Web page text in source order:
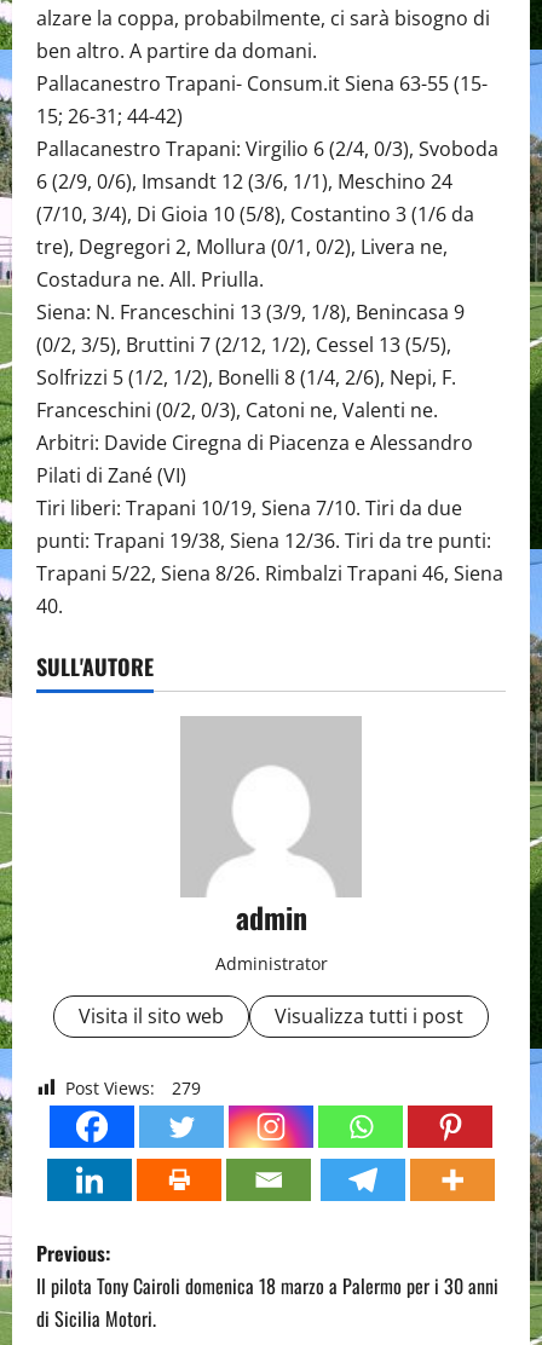
alzare la coppa, probabilmente, ci sarà bisogno di
ben altro. A partire da domani.
Pallacanestro Trapani- Consum.it Siena 63-55 (15-
15; 26-31; 44-42)
Pallacanestro Trapani: Virgilio 6 (2/4, 0/3), Svoboda
6 (2/9, 0/6), Imsandt 12 (3/6, 1/1), Meschino 24
(7/10, 3/4), Di Gioia 10 (5/8), Costantino 3 (1/6 da
tre), Degregori 2, Mollura (0/1, 0/2), Livera ne,
Costadura ne. All. Priulla.
Siena: N. Franceschini 13 (3/9, 1/8), Benincasa 9
(0/2, 3/5), Bruttini 7 (2/12, 1/2), Cessel 13 (5/5),
Solfrizzi 5 (1/2, 1/2), Bonelli 8 (1/4, 2/6), Nepi, F.
Franceschini (0/2, 0/3), Catoni ne, Valenti ne.
Arbitri: Davide Ciregna di Piacenza e Alessandro
Pilati di Zané (VI)
Tiri liberi: Trapani 10/19, Siena 7/10. Tiri da due
punti: Trapani 19/38, Siena 12/36. Tiri da tre punti:
Trapani 5/22, Siena 8/26. Rimbalzi Trapani 46, Siena
40.
SULL'AUTORE
admin
Administrator
Visita il sito web Visualizza tutti i post
Post Views: 279
P
o
Previous:
Il pilota Tony Cairoli domenica 18 marzo a Palermo per i 30 anni
di Sicilia Motori.